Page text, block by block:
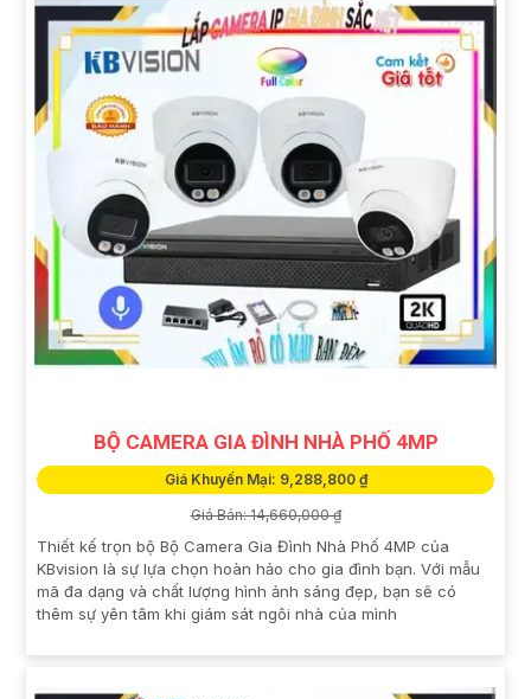
BỘ CAMERA GIA ĐÌNH NHÀ PHỐ 4MP
Giá Khuyến Mại: 9,288,800 ₫
Giá Bán: 14,660,000 ₫
Thiết kế trọn bộ Bộ Camera Gia Đình Nhà Phố 4MP của
KBvision là sự lựa chọn hoàn hảo cho gia đình bạn. Với mẫu
mã đa dạng và chất lượng hình ảnh sáng đẹp, bạn sẽ có
thêm sự yên tâm khi giám sát ngôi nhà của mình